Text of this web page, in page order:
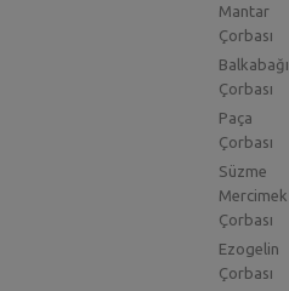
Mantar
Çorbası
Balkabağı
Çorbası
Paça
Çorbası
Süzme
Mercimek
Çorbası
Ezogelin
Çorbası